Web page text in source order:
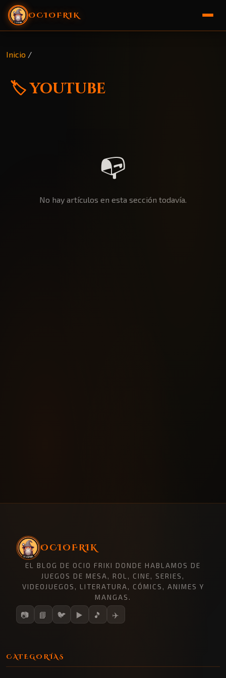
OCIOFRIK
Inicio /
🏷️ youtube
📭
No hay artículos en esta sección todavía.
OCIOFRIK
EL BLOG DE OCIO FRIKI DONDE HABLAMOS DE
JUEGOS DE MESA, ROL, CINE, SERIES,
VIDEOJUEGOS, LITERATURA, CÓMICS, ANIMES Y
MANGAS.
📷 📘 🐦 ▶️ 🎵 ✈️
CATEGORÍAS